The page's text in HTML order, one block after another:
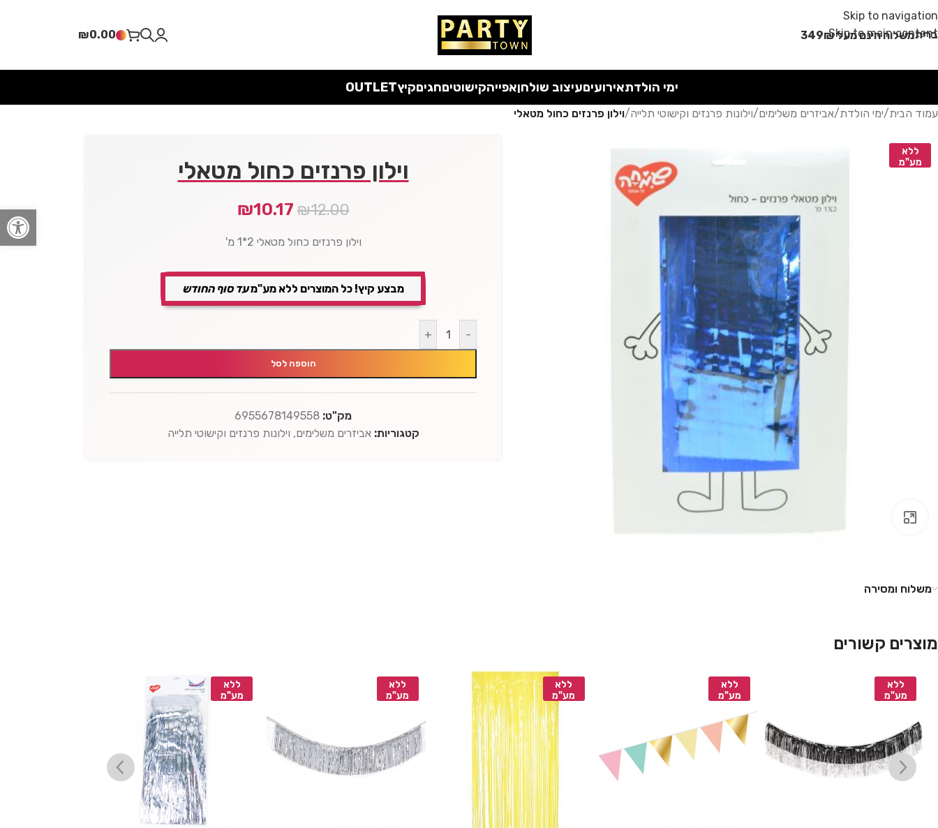
פתח
Skip to navigation
Skip to main content
מבצע קיץ! כל המוצרים ללא מע"מעד סוף החודש
משלוח חינם מעל 349₪ ₪0.00
ימי הולדתאירועיםעיצוב שולחןאפייהקישוטיםחגיםקיץOUTLET
עמוד הבית/ימי הולדת/אביזרים משלימים/וילונות פרנזים וקישוטי תלייה/וילון פרנזים כחול מטאלי
ללא
מע"מ
וילון פרנזים כחול מטאלי
₪12.00
₪10.17
וילון פרנזים כחול מטאלי 2*1 מ'
מבצע קיץ! כל המוצרים ללא מע"מעד סוף החודש
-
+
הוספה לסל
מק"ט: 6955678149558
קטגוריות: אביזרים משלימים, וילונות פרנזים וקישוטי תלייה
משלוח ומסירה
מוצרים קשורים
ללא
מע"מ
ללא
מע"מ
ללא
מע"מ
ללא
מע"מ
ללא
מע"מ